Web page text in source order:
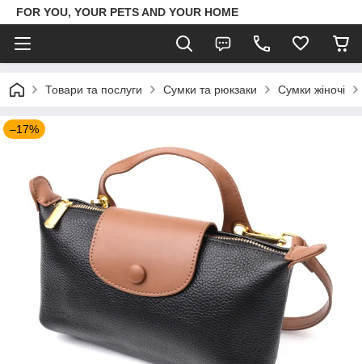
FOR YOU, YOUR PETS AND YOUR HOME
Товари та послуги Сумки та рюкзаки Сумки жіночі
–17%